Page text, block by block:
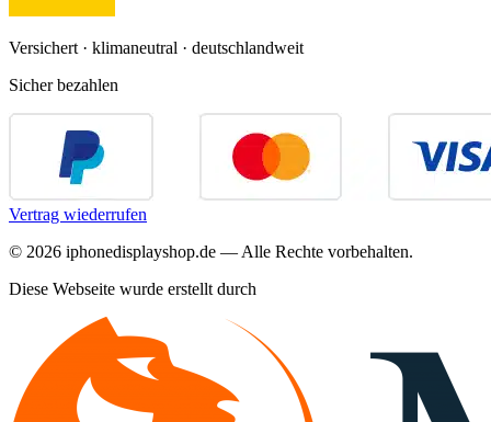
Versichert · klimaneutral · deutschlandweit
Sicher bezahlen
Vertrag wiederrufen
© 2026 iphonedisplayshop.de — Alle Rechte vorbehalten.
Diese Webseite wurde erstellt durch